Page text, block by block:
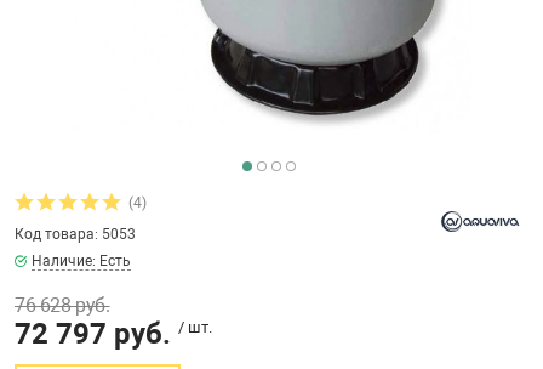
бассейнов
Запчасти,
аксессуары
Тепловые
Гейзеры
Запчасти и
для автоматизации
Запчасти,
аксессуары
Зонты и
Пульты
мощности
Запчасти и
(4)
Код товара: 5053
Наличие: Есть
76 628 руб.
72 797 руб. / шт.